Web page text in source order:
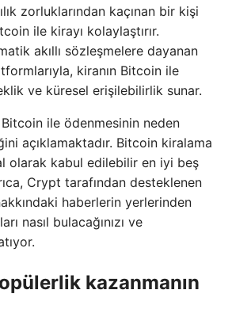
zorluklarından kaçınan bir kişi
ile kirayı kolaylaştırır.
akıllı sözleşmelere dayanan
kiranın Bitcoin ile
ve küresel erişilebilirlik sunar.
Bitcoin ile ödenmesinin neden
açıklamaktadır. Bitcoin kiralama
olarak kabul edilebilir en iyi beş
Crypt tarafından desteklenen
haberlerin yerlerinden
nasıl bulacağınızı ve
kazanmanın